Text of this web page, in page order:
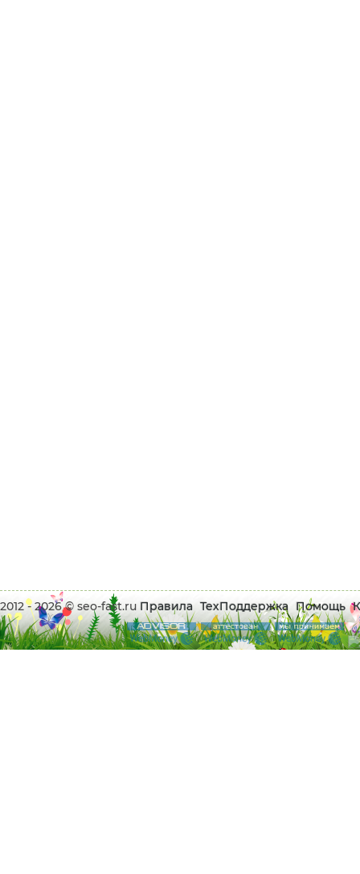
2012 - 2026 © seo-fast.ru Правила ТехПоддержка Помощь